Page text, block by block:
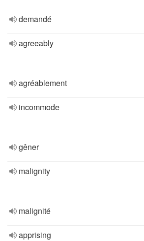
demandé
agreeably
agréablement
incommode
gêner
malignity
malignité
apprising